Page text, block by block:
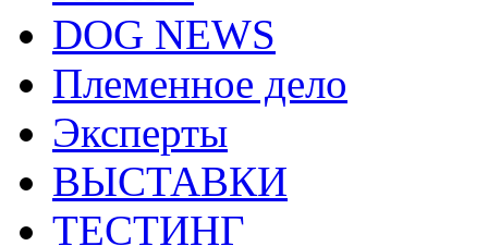
DOG NEWS
Племенное дело
Эксперты
ВЫСТАВКИ
ТЕСТИНГ